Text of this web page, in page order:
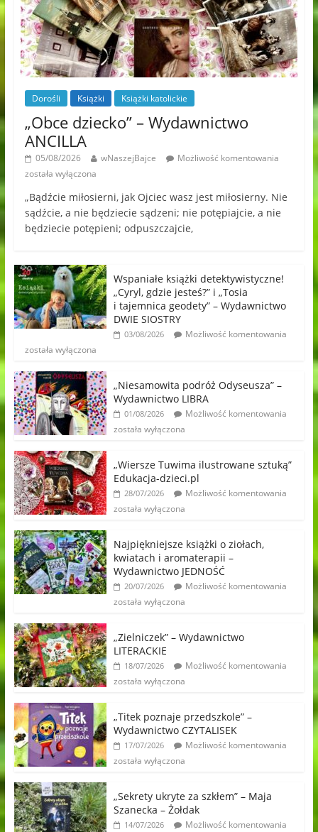
Dorośli Książki Książki katolickie
„Obce dziecko” – Wydawnictwo
ANCILLA
05/08/2026 wNaszejBajce
Możliwość komentowania
została wyłączona
„Bądźcie miłosierni, jak Ojciec wasz jest miłosierny. Nie
sądźcie, a nie będziecie sądzeni; nie potępiajcie, a nie
będziecie potępieni; odpuszczajcie,
Wspaniałe książki detektywistyczne!
„Cyryl, gdzie jesteś?” i „Tosia
i tajemnica geodety” – Wydawnictwo
DWIE SIOSTRY
03/08/2026
Możliwość komentowania
została wyłączona
„Niesamowita podróż Odyseusza” –
Wydawnictwo LIBRA
01/08/2026
Możliwość komentowania
została wyłączona
„Wiersze Tuwima ilustrowane sztuką”
Edukacja-dzieci.pl
28/07/2026
Możliwość komentowania
została wyłączona
Najpiękniejsze książki o ziołach,
kwiatach i aromaterapii –
Wydawnictwo JEDNOŚĆ
20/07/2026
Możliwość komentowania
została wyłączona
„Zielniczek” – Wydawnictwo
LITERACKIE
18/07/2026
Możliwość komentowania
została wyłączona
„Titek poznaje przedszkole” –
Wydawnictwo CZYTALISEK
17/07/2026
Możliwość komentowania
została wyłączona
„Sekrety ukryte za szkłem” – Maja
Szanecka – Żołdak
14/07/2026
Możliwość komentowania